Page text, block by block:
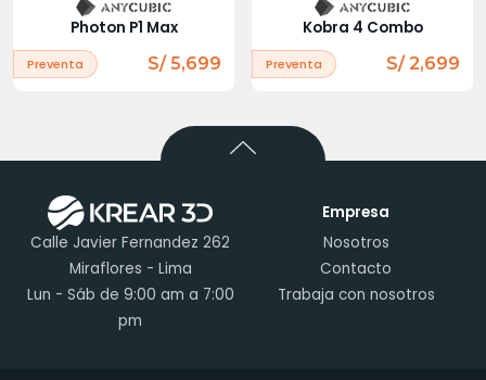
Photon P1 Max
Preventa S/ 5,699
Kobra 4 Combo
Preventa S/ 2,699
Calle Javier Fernandez 262
Miraflores - Lima
Lun - Sáb de 9:00 am a 7:00
pm
Empresa
Nosotros
Contacto
Trabaja con nosotros